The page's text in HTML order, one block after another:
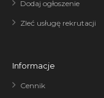
Dodaj ogłoszenie
Zleć usługę rekrutacji
Informacje
Cennik